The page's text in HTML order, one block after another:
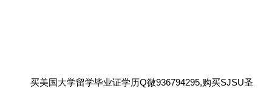
买美国大学留学毕业证学历Q微936794295,购买SJSU圣